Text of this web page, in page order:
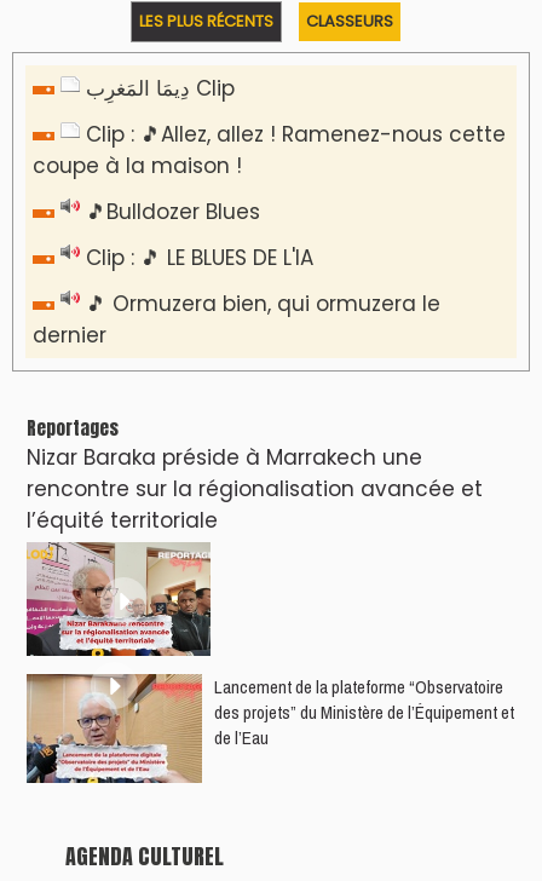
LES PLUS RÉCENTS CLASSEURS
دِيمَا المَغرِب Clip
Clip : 🎵Allez, allez ! Ramenez-nous cette
coupe à la maison !
🎵Bulldozer Blues
Clip : 🎵 LE BLUES DE L'IA
🎵 Ormuzera bien, qui ormuzera le
dernier
Reportages
Nizar Baraka préside à Marrakech une
rencontre sur la régionalisation avancée et
l’équité territoriale
​Lancement de la plateforme “Observatoire
des projets” du Ministère de l’Équipement et
de l’Eau
AGENDA CULTUREL